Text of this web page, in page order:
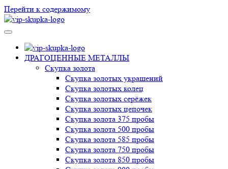
Перейти к содержимому
ДРАГОЦЕННЫЕ МЕТАЛЛЫ
Скупка золота
Скупка золотых украшений
Скупка золотых колец
Скупка золотых серёжек
Скупка золотых цепочек
Скупка золота 375 пробы
Скупка золота 500 пробы
Скупка золота 585 пробы
Скупка золота 750 пробы
Скупка золота 850 пробы